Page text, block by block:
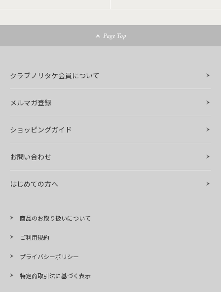
Page Top
クラブノリタケ会員について
メルマガ登録
ショッピングガイド
お問い合わせ
はじめての方へ
商品のお取り扱いについて
ご利用規約
プライバシーポリシー
特定商取引法に基づく表示